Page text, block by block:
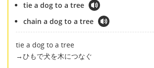
tie a dog to a tree
chain a dog to a tree
tie a dog to a tree
→ひもで犬を木につなぐ